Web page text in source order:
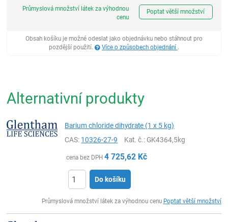
Průmyslová množství látek za výhodnou
cenu
Poptat větší množství
Obsah košíku je možné odeslat jako objednávku nebo stáhnout pro
pozdější použití.
Více o způsobech objednání .
Alternativní produkty
Barium chloride dihydrate (1 x 5 kg)
CAS: 10326-27-9 Kat. č.: GK4364,5kg
cena bez DPH 4 725,62 Kč
Do košíku
Průmyslová množství látek za výhodnou cenu Poptat větší množství